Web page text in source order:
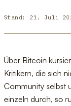
Stand: 21. Juli
Über Bitcoin
Kritikern, die sich
Community selbst
einzeln durch, so